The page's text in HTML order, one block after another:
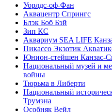
Уорлдс-оф-Фан
Аквацентр Спрингс
Блэк Боб Бэй
Зип КС
Аквариум SEA LIFE
Пикассо Экзотик
Юнион-стейшен Канзас-
Национальный музей и
войны
Тюрьма в Либерти
Национальный
Трумэна
Особняк Вейл